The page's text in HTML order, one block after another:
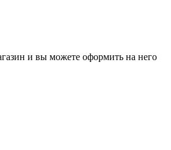
и вы можете оформить на него